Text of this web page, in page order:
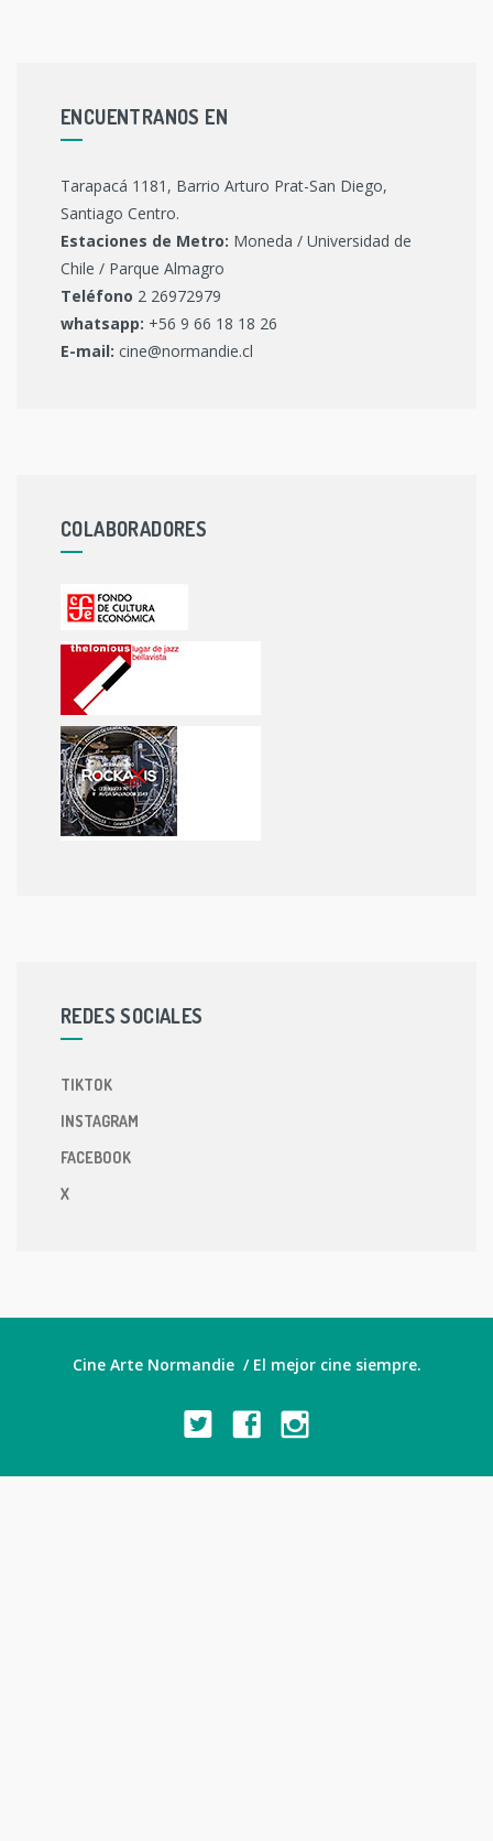
ENCUENTRANOS EN
Tarapacá 1181, Barrio Arturo Prat-San Diego,
Santiago Centro.
Estaciones de Metro: Moneda / Universidad de
Chile / Parque Almagro
Teléfono 2 26972979
whatsapp: +56 9 66 18 18 26
E-mail: cine@normandie.cl
COLABORADORES
REDES SOCIALES
TIKTOK
INSTAGRAM
FACEBOOK
X
Cine Arte Normandie / El mejor cine siempre.